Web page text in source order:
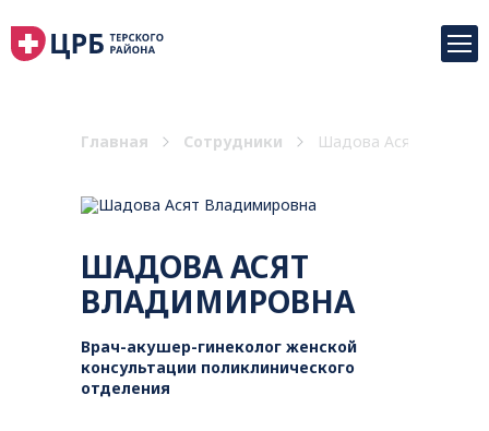
Главная Сотрудники Шадова Асят
ШАДОВА АСЯТ
ВЛАДИМИРОВНА
Врач-акушер-гинеколог женской
консультации поликлинического
отделения